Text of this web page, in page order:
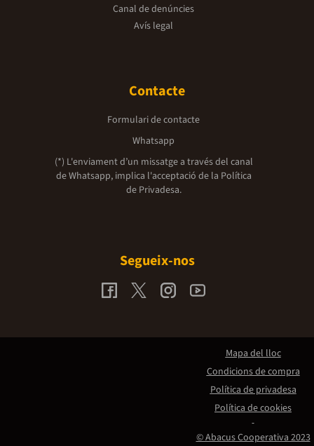
Canal de denúncies
Avís legal
Contacte
Formulari de contacte
Whatsapp
(*) L'enviament d’un missatge a través del canal
de Whatsapp, implica l'acceptació de la Política
de Privadesa.
Segueix-nos
© Abacus Cooperativa 2023
Mapa del lloc
Condicions de compra
Política de privadesa
Política de cookies